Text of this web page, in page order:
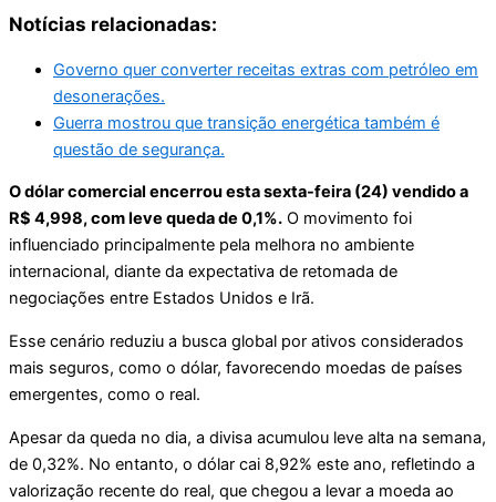
Notícias relacionadas:
Governo quer converter receitas extras com petróleo em
desonerações.
Guerra mostrou que transição energética também é
questão de segurança.
O dólar comercial encerrou esta sexta-feira (24) vendido a
R$ 4,998, com leve queda de 0,1%. O movimento foi
influenciado principalmente pela melhora no ambiente
internacional, diante da expectativa de retomada de
negociações entre Estados Unidos e Irã.
Esse cenário reduziu a busca global por ativos considerados
mais seguros, como o dólar, favorecendo moedas de países
emergentes, como o real.
Apesar da queda no dia, a divisa acumulou leve alta na semana,
de 0,32%. No entanto, o dólar cai 8,92% este ano, refletindo a
valorização recente do real, que chegou a levar a moeda ao